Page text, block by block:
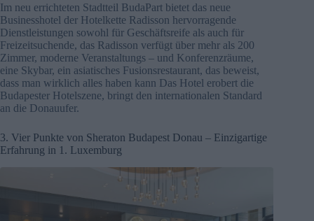
Im neu errichteten Stadtteil BudaPart bietet das neue
Businesshotel der Hotelkette Radisson hervorragende
Dienstleistungen sowohl für Geschäftsreife als auch für
Freizeitsuchende, das Radisson verfügt über mehr als 200
Zimmer, moderne Veranstaltungs – und Konferenzräume,
eine Skybar, ein asiatisches Fusionsrestaurant, das beweist,
dass man wirklich alles haben kann Das Hotel erobert die
Budapester Hotelszene, bringt den internationalen Standard
an die Donauufer.
3. Vier Punkte von Sheraton Budapest Donau – Einzigartige
Erfahrung in 1. Luxemburg